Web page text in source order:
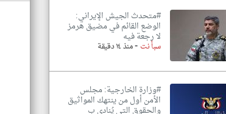
#متحدث الجيش الإيراني:
الوضع القائم في مضيق هرمز
لا رجعة فيه
سبأ نت -منذ ١٤ دقيقة
#وزارة الخارجية: مجلس
الأمن أول من ينتهك المواثيق
والحقوق التي يُنادي ب